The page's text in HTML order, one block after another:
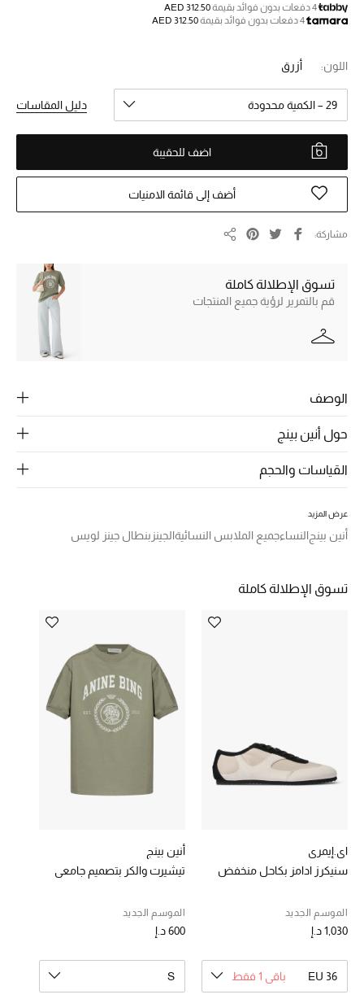
ما وصلنا حديثاً
ما وصلنا حديثاً
الموسم الجديد
النساء
الحقائب النسائية
أحذية النسائية
الجمال
المجوهرات
نسوقوا أحدث ما وصلنا
ركن أناقة المنتجعات
جميع إصدارتنا النسائية
الحب للمحلي
4 دفعات بدون فوائد بقيمة
AED 312.50
4 دفعات بدون فوائد بقيمة
AED 312.50
اللون: أزرق
29 – الكمية محدودة دليل المقاسات
اضف للحقيبة
أضف إلى قائمة الامنيات
مشاركة
تسوق الإطلالة كاملة
قم بالتمرير لرؤية جميع المنتجات
الوصف
حول أنين بينج
القياسات والحجم
عرض المزيد
أنين بينجالنساءجميع الملابس النسائيةالجينز بنطال جينز لويس
تسوق الإطلالة كاملة
اي.إيمري
سنيكرز ادامز بكاحل منخفض
الموسم الجديد
1,030 د.إ
EU 36 باقي 1 فقط
أنين بينج
تيشيرت والكر بتصميم جامعي
الموسم الجديد
600 د.إ
S